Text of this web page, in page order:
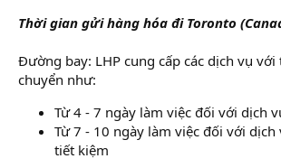
Thời gian gửi hàng hóa đi Toronto
Đường bay: LHP cung cấp các dịch vụ với
chuyển như:
Từ 4 - 7 ngày làm việc đối với dịch
Từ 7 - 10 ngày làm việc đối với dịch
tiết kiệm